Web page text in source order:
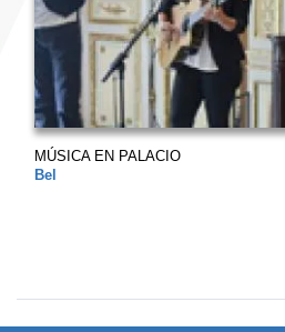
MÚSICA EN PALACIO
Bel